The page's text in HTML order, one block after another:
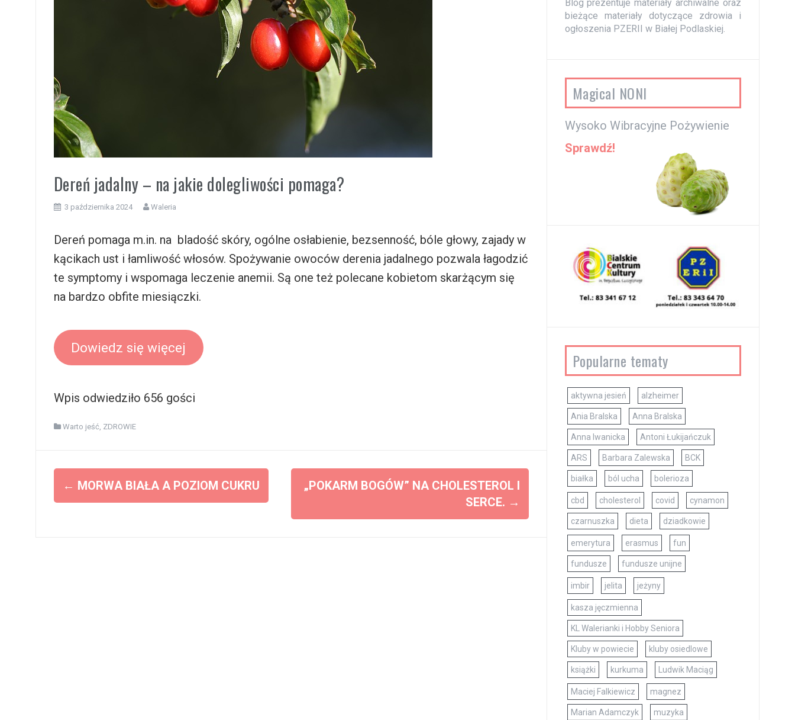
Dereń jadalny – na jakie dolegliwości pomaga?
3 października 2024 Waleria
Dereń pomaga m.in. na bladość skóry, ogólne osłabienie, bezsenność, bóle głowy, zajady w
kącikach ust i łamliwość włosów. Spożywanie owoców derenia jadalnego pozwala łagodzić
te symptomy i wspomaga leczenie anemii. Są one też polecane kobietom skarżącym się
na bardzo obfite miesiączki.
Dowiedz się więcej
Wpis odwiedziło 656 gości
Warto jeść, ZDROWIE
o
← MORWA BIAŁA A POZIOM CUKRU
„POKARM BOGÓW” NA CHOLESTEROL I
SERCE. →
Blog prezentuje materiały archiwalne oraz
bieżące materiały dotyczące zdrowia i
ogłoszenia PZERII w Białej Podlaskiej.
Magical NONI
Wysoko Wibracyjne Pożywienie
Sprawdź!
Popularne tematy
aktywna jesień alzheimer
Ania Bralska Anna Bralska
Anna Iwanicka Antoni Łukijańczuk
ARS Barbara Zalewska BCK
białka ból ucha bolerioza
cbd cholesterol covid cynamon
czarnuszka dieta dziadkowie
emerytura erasmus fun
fundusze fundusze unijne
imbir jelita jeżyny
kasza jęczmienna
KL Walerianki i Hobby Seniora
Kluby w powiecie kluby osiedlowe
książki kurkuma Ludwik Maciąg
Maciej Falkiewicz magnez
Marian Adamczyk muzyka